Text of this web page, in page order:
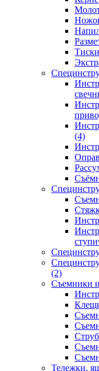
(4)
(2)
Съемники
Тележки,